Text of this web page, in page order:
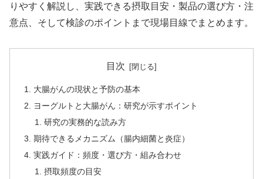
りやすく解説し、実践できる摂取目安・製品の選び方・注
意点、そして検診のポイントまで現場目線でまとめます。
目次
大腸がんの現状と予防の基本
ヨーグルトと大腸がん：研究が示すポイント
研究の実務的な読み方
期待できるメカニズム（腸内細菌と炎症）
実践ガイド：頻度・選び方・組み合わせ
摂取頻度の目安